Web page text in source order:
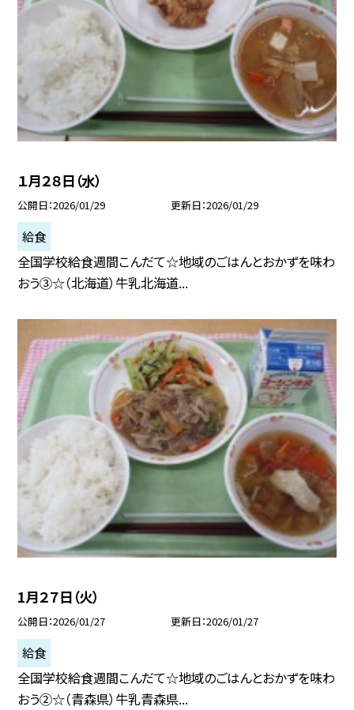
１月２８日（水）
公開日 2026/01/29 更新日 2026/01/29
給食
全国学校給食週間こんだて☆地域のごはんとおかずを味わ
おう③☆（北海道）牛乳北海道...
1月２７日（火）
公開日 2026/01/27 更新日 2026/01/27
給食
全国学校給食週間こんだて☆地域のごはんとおかずを味わ
おう②☆（青森県）牛乳青森県...